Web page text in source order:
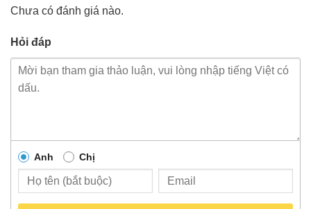
Chưa có đánh giá nào.
Hỏi đáp
Anh Chị